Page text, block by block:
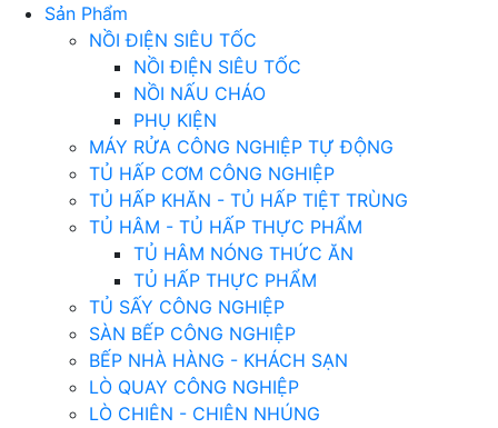
Sản Phẩm
NỒI ĐIỆN SIÊU TỐC
NỒI ĐIỆN SIÊU TỐC
NỒI NẤU CHÁO
PHỤ KIỆN
MÁY RỬA CÔNG NGHIỆP TỰ ĐỘNG
TỦ HẤP CƠM CÔNG NGHIỆP
TỦ HẤP KHĂN - TỦ HẤP TIỆT TRÙNG
TỦ HÂM - TỦ HẤP THỰC PHẨM
TỦ HÂM NÓNG THỨC ĂN
TỦ HẤP THỰC PHẨM
TỦ SẤY CÔNG NGHIỆP
SÀN BẾP CÔNG NGHIỆP
BẾP NHÀ HÀNG - KHÁCH SẠN
LÒ QUAY CÔNG NGHIỆP
LÒ CHIÊN - CHIÊN NHÚNG